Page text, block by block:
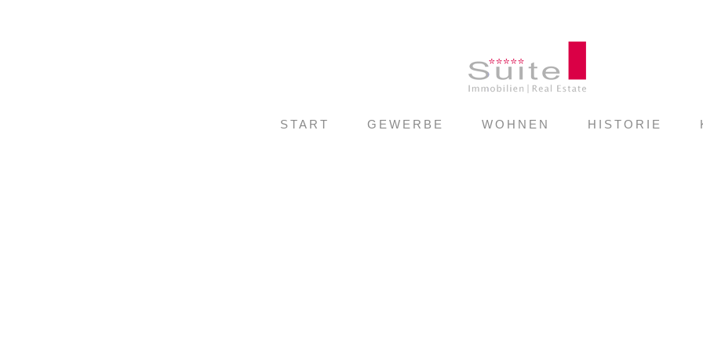
START GEWERBE WOHNEN HISTORIE